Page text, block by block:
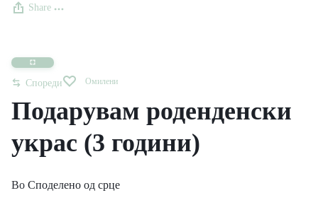
Share
Спореди Омилени
Подарувам роденденски
украс (3 години)
Во Споделено од срце